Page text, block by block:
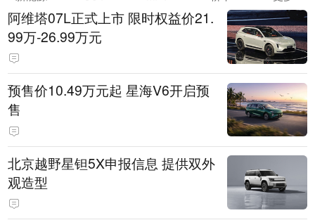
阿维塔07L正式上市 限时权益价21.
99万-26.99万元
预售价10.49万元起 星海V6开启预
售
北京越野星钽5X申报信息 提供双外
观造型